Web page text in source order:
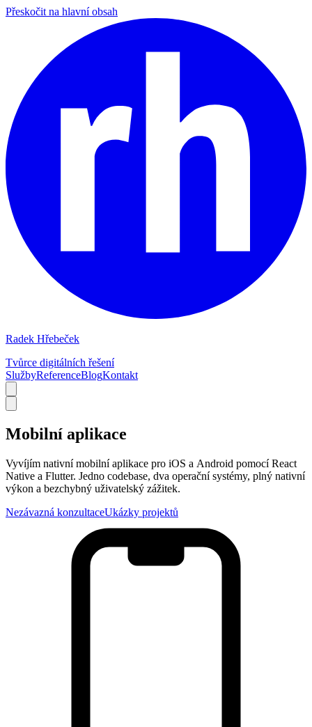
Přeskočit na hlavní obsah
Radek Hřebeček
Tvůrce digitálních řešení
SlužbyReferenceBlogKontakt
Mobilní aplikace
Vyvíjím nativní mobilní aplikace pro iOS a Android pomocí React
Native a Flutter. Jedno codebase, dva operační systémy, plný nativní
výkon a bezchybný uživatelský zážitek.
Nezávazná konzultaceUkázky projektů